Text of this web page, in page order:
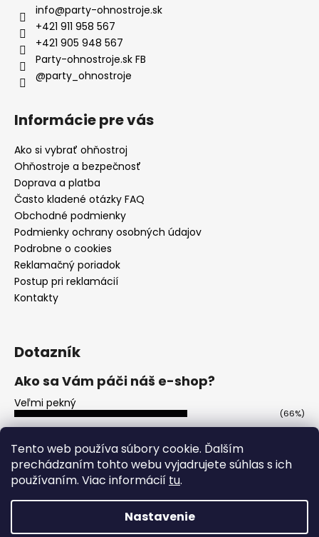
Tento web používa súbory cookie. Ďalším
prechádzaním tohto webu vyjadrujete súhlas s ich
používaním. Viac informácií tu.
Nastavenie
info@party-ohnostroje.sk
+421 911 958 567
+421 905 948 567
Party-ohnostroje.sk FB
@party_ohnostroje
Informácie pre vás
Ako si vybrať ohňostroj
Ohňostroje a bezpečnosť
Doprava a platba
Často kladené otázky FAQ
Obchodné podmienky
Podmienky ochrany osobných údajov
Podrobne o cookies
Reklamačný poriadok
Postup pri reklamácií
Kontakty
Dotazník
Ako sa Vám páči náš e-shop?
Veľmi pekný
(66%)
Nepáči sa mi